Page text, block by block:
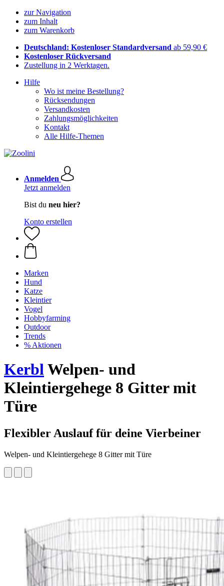
zur Navigation
zum Inhalt
zum Warenkorb
Deutschland: Kostenloser Standardversand ab 59,90 €
Kostenloser Rückversand
Zustellung in 2 Werktagen.
Hilfe
Wo ist meine Bestellung?
Rücksendungen
Versandkosten
Zahlungsmöglichkeiten
Kontakt
Alle Hilfe-Themen
Anmelden
Jetzt anmelden
Bist du neu hier?
Konto erstellen
Marken
Hund
Katze
Kleintier
Vogel
Hobbyfarming
Outdoor
Trends
% Aktionen
KerblWelpen- und
Kleintiergehege 8 Gitter mit
Türe
Flexibler Auslauf für deine Vierbeiner
Welpen- und Kleintiergehege 8 Gitter mit Türe